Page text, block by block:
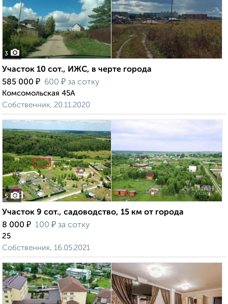
3
Участок 10 сот., ИЖС, в черте города
585 000 ₽ 600 ₽ за сотку
Комсомольская 45А
Собственник, 20.11.2020
5
Участок 9 сот., садоводство, 15 км от города
8 000 ₽ 100 ₽ за сотку
25
Собственник, 16.05.2021